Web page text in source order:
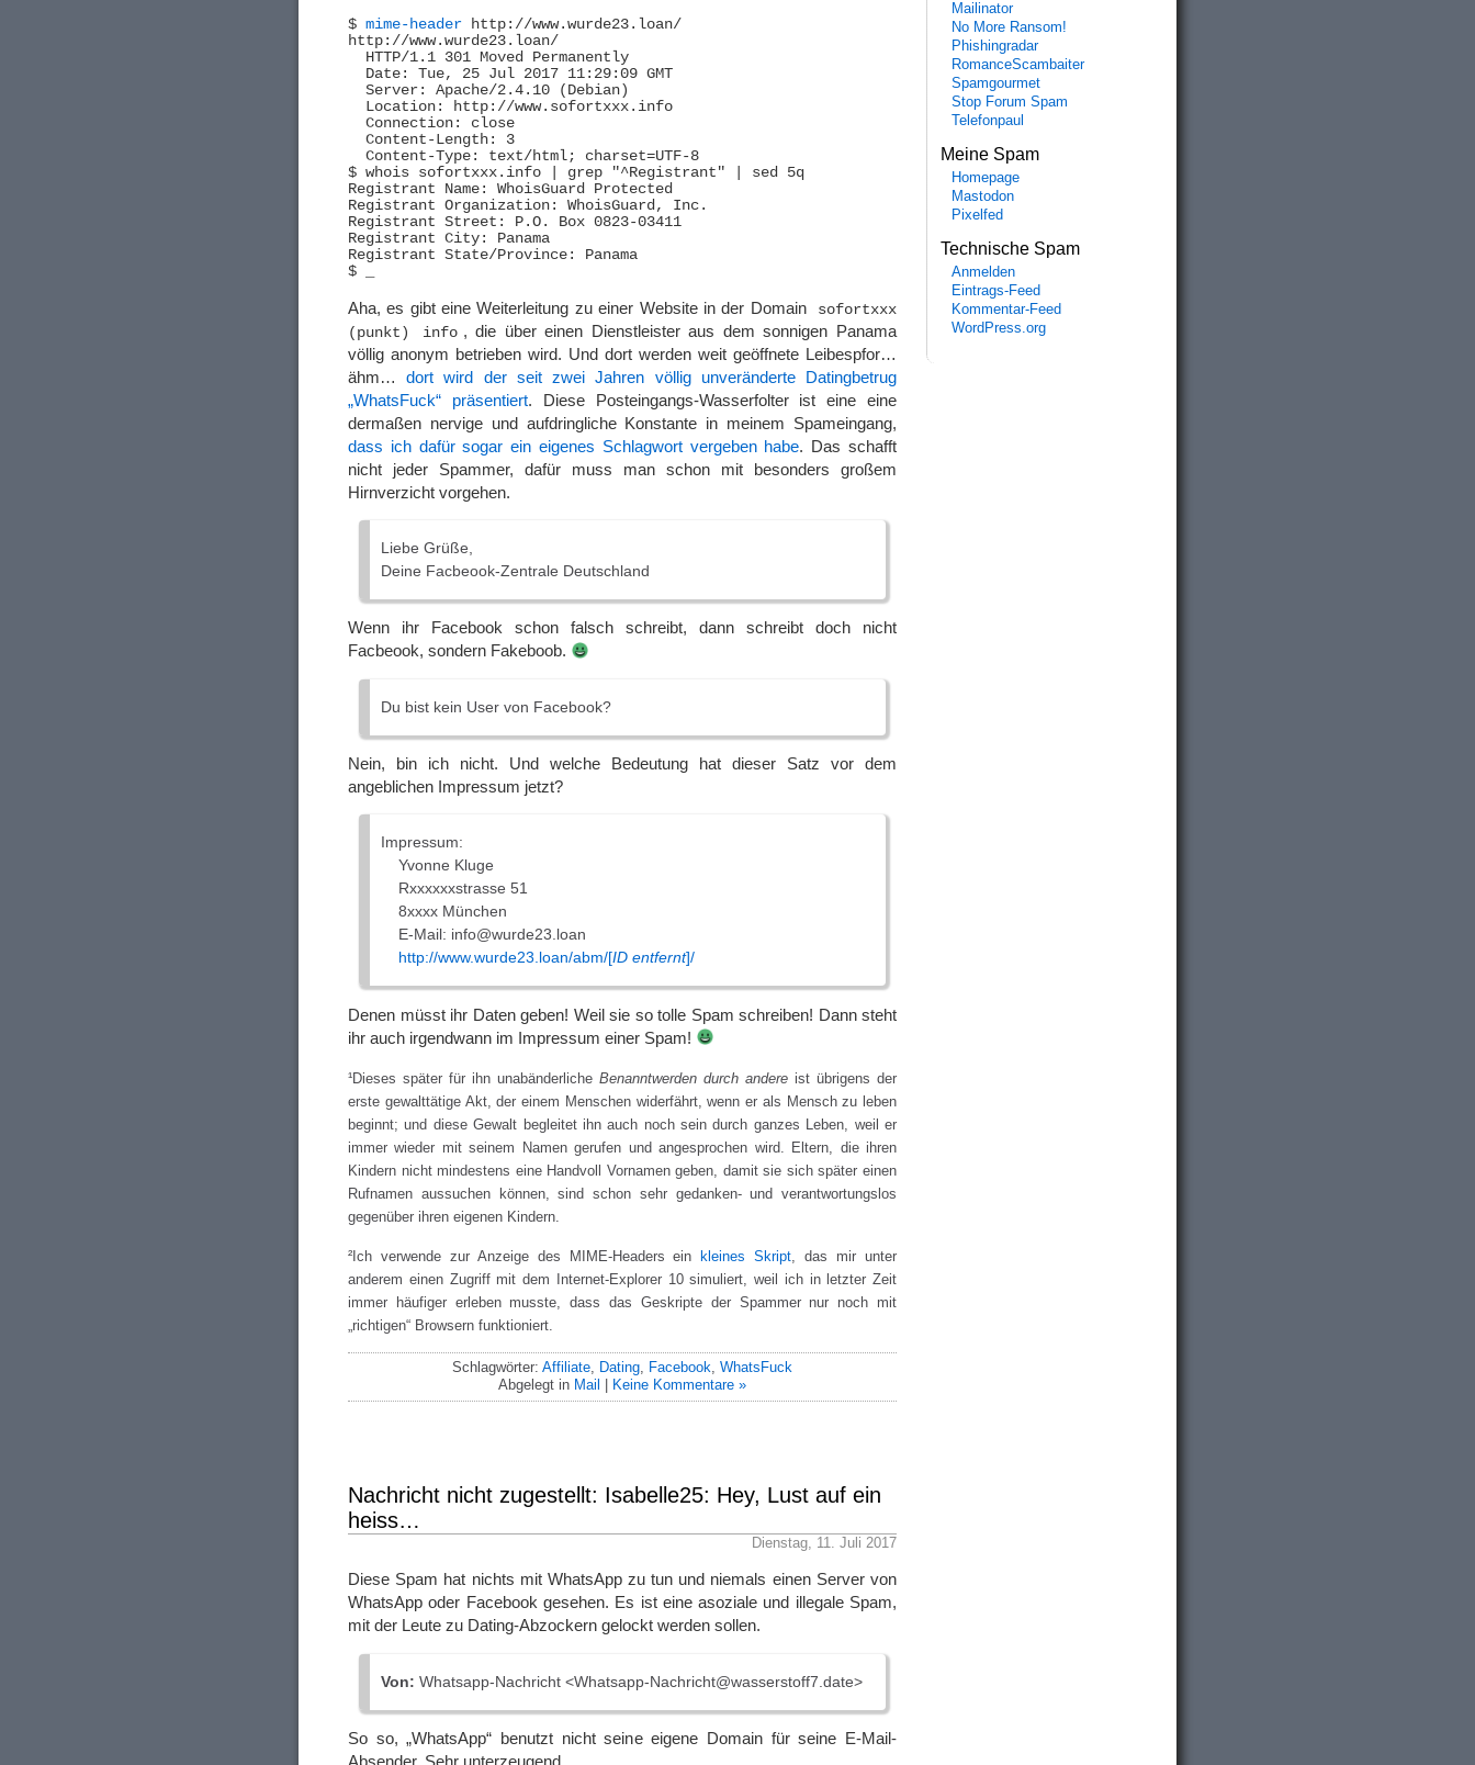
$ mime-header http://www.wurde23.loan/
http://www.wurde23.loan/
  HTTP/1.1 301 Moved Permanently
  Date: Tue, 25 Jul 2017 11:29:09 GMT
  Server: Apache/2.4.10 (Debian)
  Location: http://www.sofortxxx.info
  Connection: close
  Content-Length: 3
  Content-Type: text/html; charset=UTF-8
$ whois sofortxxx.info | grep "^Registrant" | sed 5q
Registrant Name: WhoisGuard Protected
Registrant Organization: WhoisGuard, Inc.
Registrant Street: P.O. Box 0823-03411
Registrant City: Panama
Registrant State/Province: Panama
Aha, es gibt eine Weiterleitung zu einer Website in der Domain
sofortxxx
(punkt) info , die über einen Dienstleister aus dem sonnigen Panama
völlig anonym betrieben wird. Und dort werden weit geöffnete Leibespfor…
ähm…dort wird der seit zwei Jahren völlig unveränderte Datingbetrug
„WhatsFuck“ präsentiert. Diese Posteingangs-Wasserfolter ist eine eine
dermaßen nervige und aufdringliche Konstante in meinem Spameingang,
dass ich dafür sogar ein eigenes Schlagwort vergeben habe. Das schafft
nicht jeder Spammer, dafür muss man schon mit besonders großem
Hirnverzicht vorgehen.
Liebe Grüße,
Deine Facbeook-Zentrale Deutschland
Wenn ihr Facebook schon falsch schreibt, dann schreibt doch nicht
Facbeook, sondern Fakeboob.
Du bist kein User von Facebook?
Nein, bin ich nicht. Und welche Bedeutung hat dieser Satz vor dem
angeblichen Impressum jetzt?
Impressum:
Yvonne Kluge
Rxxxxxxstrasse 51
8xxxx München
E-Mail: info@wurde23.loan
http://www.wurde23.loan/abm/[ID entfernt]/
Denen müsst ihr Daten geben! Weil sie so tolle Spam schreiben! Dann steht
ihr auch irgendwann im Impressum einer Spam!
¹Dieses später für ihn unabänderliche Benanntwerden durch andere ist übrigens der
erste gewalttätige Akt, der einem Menschen widerfährt, wenn er als Mensch zu leben
beginnt; und diese Gewalt begleitet ihn auch noch sein durch ganzes Leben, weil er
immer wieder mit seinem Namen gerufen und angesprochen wird. Eltern, die ihren
Kindern nicht mindestens eine Handvoll Vornamen geben, damit sie sich später einen
Rufnamen aussuchen können, sind schon sehr gedanken- und verantwortungslos
gegenüber ihren eigenen Kindern.
²Ich verwende zur Anzeige des MIME-Headers ein kleines Skript, das mir unter
anderem einen Zugriff mit dem Internet-Explorer 10 simuliert, weil ich in letzter Zeit
immer häufiger erleben musste, dass das Geskripte der Spammer nur noch mit
„richtigen“ Browsern funktioniert.
Schlagwörter: Affiliate, Dating, Facebook, WhatsFuck
Abgelegt in Mail Keine Kommentare »
Nachricht nicht zugestellt: Isabelle25: Hey, Lust auf ein
heiss…
Dienstag, 11. Juli 2017
Diese Spam hat nichts mit WhatsApp zu tun und niemals einen Server von
WhatsApp oder Facebook gesehen. Es ist eine asoziale und illegale Spam,
mit der Leute zu Dating-Abzockern gelockt werden sollen.
Von: Whatsapp-Nachricht <Whatsapp-Nachricht@wasserstoff7.date>
So so, „WhatsApp“ benutzt nicht seine eigene Domain für seine E-Mail-
Absender. Sehr unterzeugend.
Mailinator
No More Ransom!
Phishingradar
RomanceScambaiter
Spamgourmet
Stop Forum Spam
Telefonpaul
Meine Spam
Homepage
Mastodon
Pixelfed
Technische Spam
Anmelden
Eintrags-Feed
Kommentar-Feed
WordPress.org